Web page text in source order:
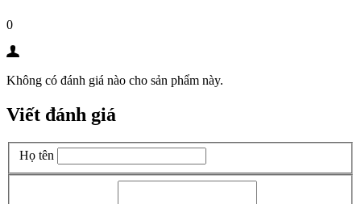
0
Không có đánh giá nào cho sản phẩm này.
Viết đánh giá
Họ tên